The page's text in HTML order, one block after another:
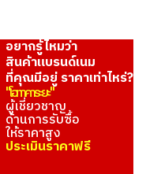
อยากรู้ไหมว่า
สินค้าแบรนด์เนม
ที่คุณมีอยู่ ราคาเท่าไหร่?
"โอทาคาระยะ"
ผู้เชี่ยวชาญ
ด้านการรับซื้อ
ให้ราคาสูง
ประเมินราคาฟรี